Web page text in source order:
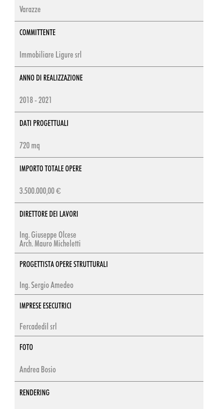
Varazze
COMMITTENTE
Immobiliare Ligure srl
ANNO DI REALIZZAZIONE
2018 - 2021
DATI PROGETTUALI
720 mq
IMPORTO TOTALE OPERE
3.500.000,00 €
DIRETTORE DEI LAVORI
Ing. Giuseppe Olcese
Arch. Mauro Micheletti
PROGETTISTA OPERE STRUTTURALI
Ing. Sergio Amedeo
IMPRESE ESECUTRICI
Fercadedil srl
FOTO
Andrea Bosio
RENDERING